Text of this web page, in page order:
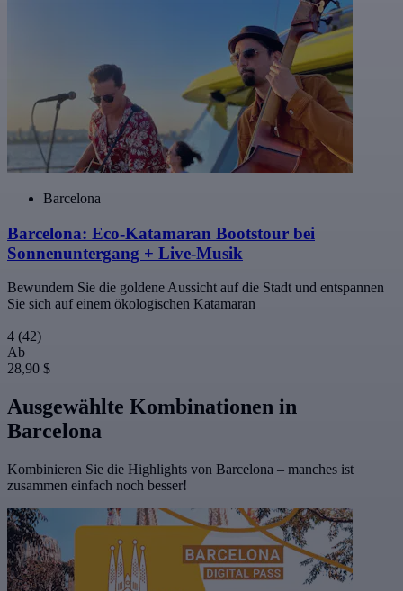
Barcelona
Barcelona: Eco-Katamaran Bootstour bei
Sonnenuntergang + Live-Musik
Bewundern Sie die goldene Aussicht auf die Stadt und entspannen
Sie sich auf einem ökologischen Katamaran
4 (42)
Ab
28,90 $
Ausgewählte Kombinationen in
Barcelona
Kombinieren Sie die Highlights von Barcelona – manches ist
zusammen einfach noch besser!